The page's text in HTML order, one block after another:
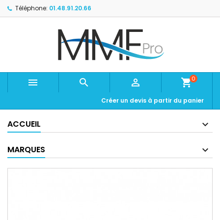
Téléphone: 01.48.91.20.66
   shopping_cart0
Créer un devis à partir du panier
ACCUEIL
MARQUES